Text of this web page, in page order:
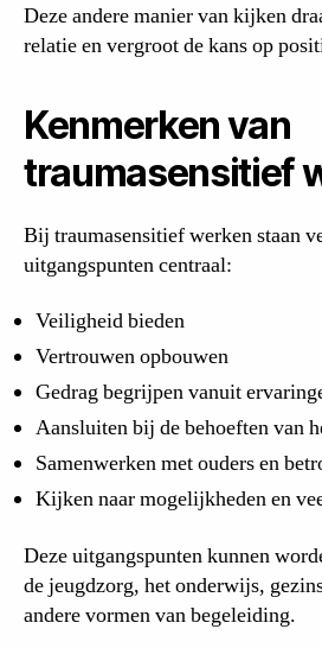
Deze andere manier van kijken
relatie en vergroot de kans op
Kenmerken van
traumasensitief
Bij traumasensitief werken staan
uitgangspunten centraal:
Veiligheid bieden
Vertrouwen opbouwen
Gedrag begrijpen vanuit
Aansluiten bij de behoeften van
Samenwerken met ouders en
Kijken naar mogelijkheden en
Deze uitgangspunten kunnen
de jeugdzorg, het onderwijs,
andere vormen van begeleiding.